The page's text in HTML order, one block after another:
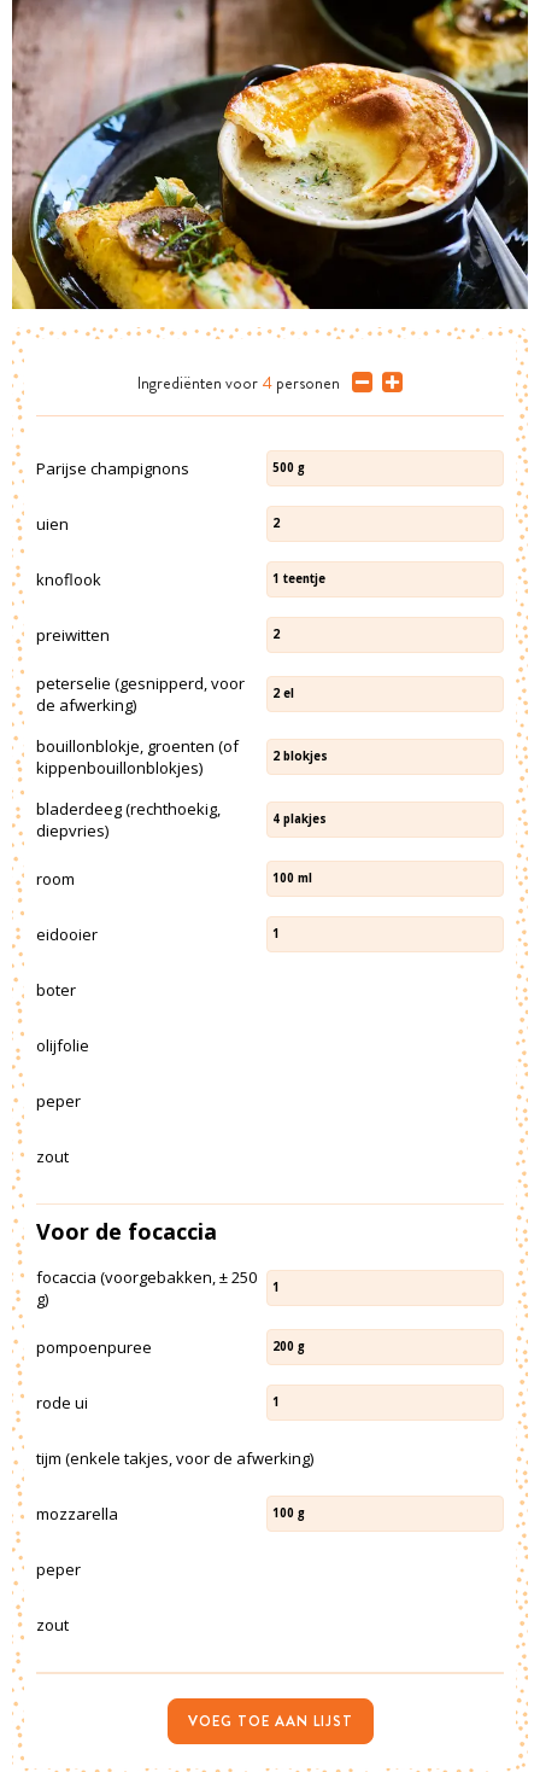
Ingrediënten voor 4 personen
Parijse champignons 500 g
uien 2
knoflook 1 teentje
preiwitten 2
peterselie (gesnipperd, voor
de afwerking)
2 el
bouillonblokje, groenten (of
kippenbouillonblokjes)
2 blokjes
bladerdeeg (rechthoekig,
diepvries)
4 plakjes
room 100 ml
eidooier 1
boter
olijfolie
peper
zout
Voor de focaccia
focaccia (voorgebakken, ± 250
g)
1
pompoenpuree 200 g
rode ui 1
tijm (enkele takjes, voor de afwerking)
mozzarella 100 g
peper
zout
VOEG TOE AAN LIJST